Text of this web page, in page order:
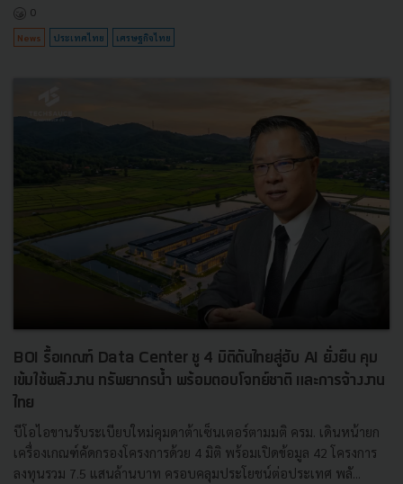
0
News ประเทศไทย เศรษฐกิจไทย
BOI รื้อเกณฑ์ Data Center ชู 4 มิติดันไทยสู่ฮับ AI ยั่งยืน คุม
เข้มใช้พลังงาน ทรัพยากรน้ำ พร้อมตอบโจทย์ชาติ และการจ้างงาน
ไทย
บีโอไอขานรับระเบียบใหม่คุมดาต้าเซ็นเตอร์ตามมติ ครม. เดินหน้ายก
เครื่องเกณฑ์คัดกรองโครงการด้วย 4 มิติ พร้อมเปิดข้อมูล 42 โครงการ
ลงทุนรวม 7.5 แสนล้านบาท ครอบคลุมประโยชน์ต่อประเทศ พลั...